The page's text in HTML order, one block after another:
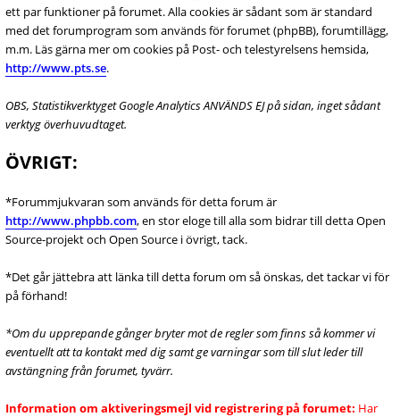
ett par funktioner på forumet. Alla cookies är sådant som är standard
med det forumprogram som används för forumet (phpBB), forumtillägg,
m.m. Läs gärna mer om cookies på Post- och telestyrelsens hemsida,
http://www.pts.se.
OBS, Statistikverktyget Google Analytics ANVÄNDS EJ på sidan, inget sådant
verktyg överhuvudtaget.
ÖVRIGT:
*Forummjukvaran som används för detta forum är
http://www.phpbb.com, en stor eloge till alla som bidrar till detta Open
Source-projekt och Open Source i övrigt, tack.
*Det går jättebra att länka till detta forum om så önskas, det tackar vi för
på förhand!
*Om du upprepande gånger bryter mot de regler som finns så kommer vi
eventuellt att ta kontakt med dig samt ge varningar som till slut leder till
avstängning från forumet, tyvärr.
Information om aktiveringsmejl vid registrering på forumet: Har